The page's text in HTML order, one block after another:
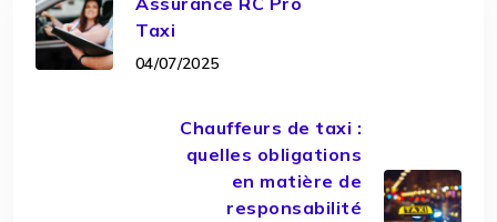
Taxi
04/07/2025
Chauffeurs de taxi :
quelles obligations
en matière de
responsabilité